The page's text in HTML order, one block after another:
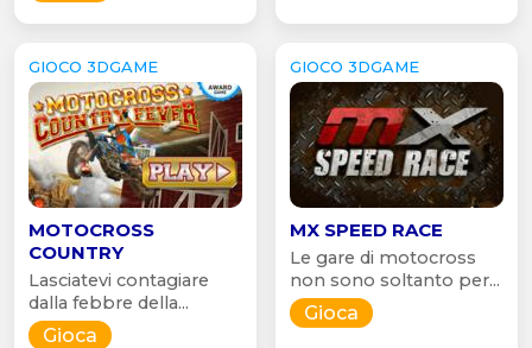
GIOCO 3DGAME
MOTOCROSS
COUNTRY
Lasciatevi contagiare
dalla febbre della...
Gioca
GIOCO 3DGAME
MX SPEED RACE
Le gare di motocross
non sono soltanto per...
Gioca